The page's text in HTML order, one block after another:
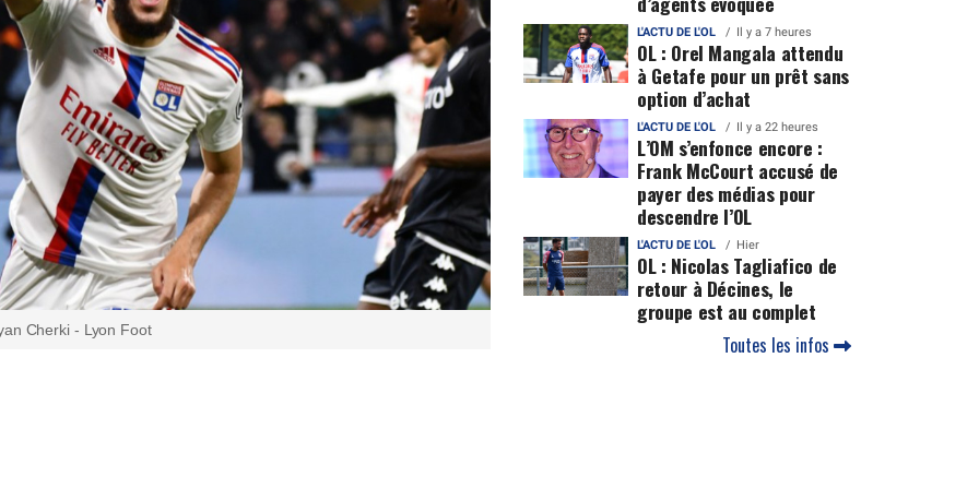
Cherki - Lyon Foot
L'ACTU DE L'OL Il y a 7 heures
OL : Orel Mangala attendu
à Getafe pour un prêt sans
option d’achat
L'ACTU DE L'OL Il y a 22 heures
L’OM s’enfonce encore :
Frank McCourt accusé de
payer des médias pour
descendre l’OL
L'ACTU DE L'OL Hier
OL : Nicolas Tagliafico de
retour à Décines, le
groupe est au complet
Toutes les infos